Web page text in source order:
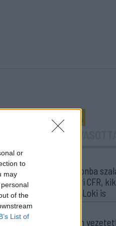
or
to
may
of the
List of
24 ÓRA
Nagy pofonba
Kolozsvári CFR,
Győr és a Loki is
Idegenben